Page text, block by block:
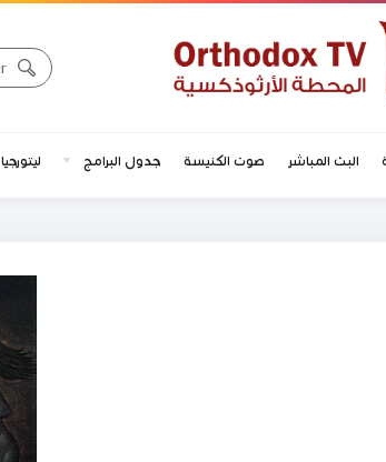
البث المباشر صوت الكنيسة جدول البرامج ليتورجيا